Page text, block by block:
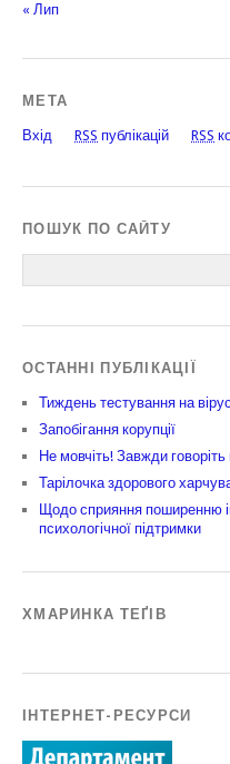
« Лип
МЕТА
Вхід RSS публікацій RSS
ПОШУК ПО САЙТУ
ОСТАННІ ПУБЛІКАЦІЇ
Тиждень тестування на
Запобігання корупції
Не мовчіть! Завжди
Тарілочка здорового
Щодо сприяння поширенню
психологічної підтримки
ХМАРИНКА ТЕҐІВ
ІНТЕРНЕТ-РЕСУРСИ